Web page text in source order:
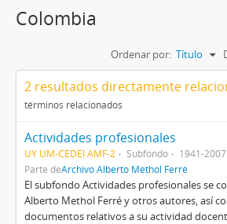
Colombia
Ordenar por: Título
2 resultados directamente
términos relacionados
Actividades profesionales
UY UM-CEDEI AMF-2 Subfondo
1941-2007
Parte deArchivo Alberto Methol Ferré
El subfondo Actividades profesionales se
Alberto Methol Ferré y otros autores, así
documentos relativos a su actividad